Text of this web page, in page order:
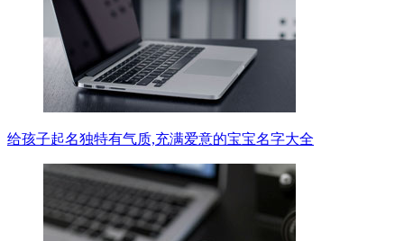
给孩子起名独特有气质,充满爱意的宝宝名字大全